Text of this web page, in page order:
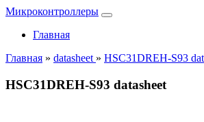
Микроконтроллеры
Главная
Главная » datasheet » HSC31DREH-S93
HSC31DREH-S93 datasheet